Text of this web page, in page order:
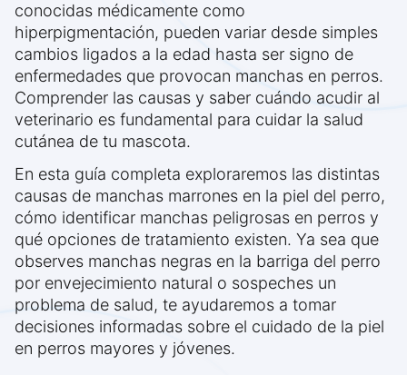
conocidas médicamente como
hiperpigmentación, pueden variar desde simples
cambios ligados a la edad hasta ser signo de
enfermedades que provocan manchas en perros.
Comprender las causas y saber cuándo acudir al
veterinario es fundamental para cuidar la salud
cutánea de tu mascota.
En esta guía completa exploraremos las distintas
causas de manchas marrones en la piel del perro,
cómo identificar manchas peligrosas en perros y
qué opciones de tratamiento existen. Ya sea que
observes manchas negras en la barriga del perro
por envejecimiento natural o sospeches un
problema de salud, te ayudaremos a tomar
decisiones informadas sobre el cuidado de la piel
en perros mayores y jóvenes.